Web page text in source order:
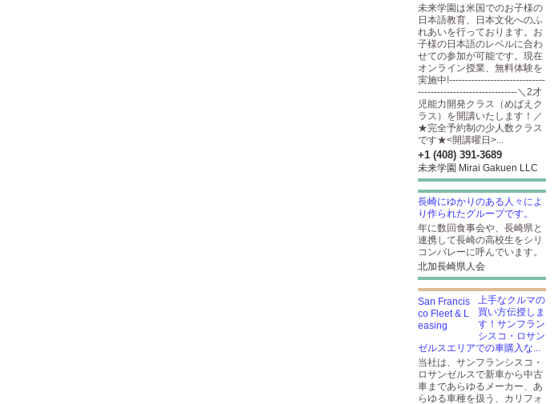
未来学園は米国でのお子様の
日本語教育、日本文化へのふ
れあいを行っております。お
子様の日本語のレベルに合わ
せての参加が可能です。現在
オンライン授業、無料体験を
実施中!------------------------------
-------------------------------＼2才
児能力開発クラス（めばえク
ラス）を開講いたします！／
★完全予約制の少人数クラス
です★<開講曜日>...
+1 (408) 391-3689
未来学園 Mirai Gakuen LLC
長崎にゆかりのある人々によ
り作られたグループです。
年に数回食事会や、長崎県と
連携して長崎の高校生をシリ
コンバレーに呼んでいます。
北加長崎県人会
上手なクルマの
買い方伝授しま
す！サンフラン
シスコ・ロサン
ゼルスエリアでの車購入な...
当社は、サンフランシスコ・
ロサンゼルスで新車から中古
車まであらゆるメーカー、あ
らゆる車種を扱う、カリフォ